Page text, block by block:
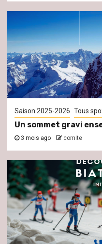
Saison 2025-2026 Tous
Un sommet gravi
3 mois ago comite